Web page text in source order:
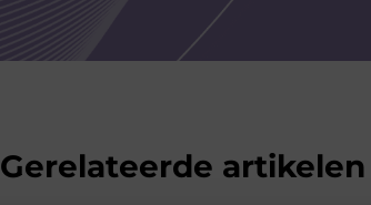
Gerelateerde artikelen